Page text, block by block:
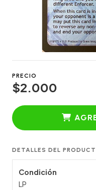
PRECIO
$2.000
DETALLES DEL
Condición
LP